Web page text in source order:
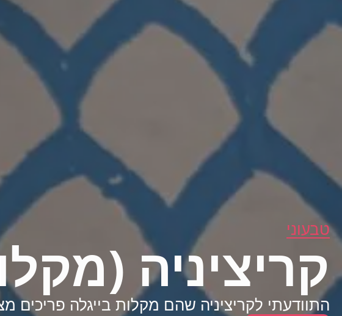
טבעוני
קריציניה
התוודעתי לקריציניה שהם מקלות בייגלה פריכים